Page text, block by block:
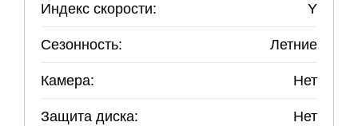
Индекс скорости: Y
Сезонность: Летние
Камера: Нет
Защита диска: Нет